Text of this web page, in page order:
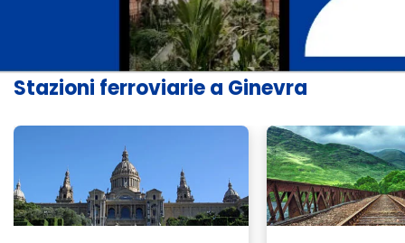
Stazioni ferroviarie a Ginevra